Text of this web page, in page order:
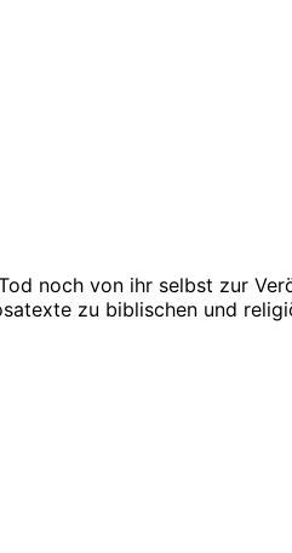
noch von ihr selbst zur
zu biblischen und